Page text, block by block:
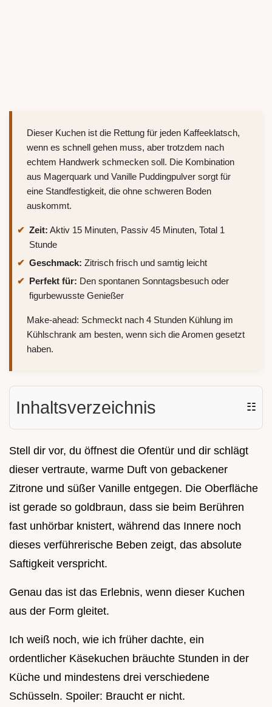
Dieser Kuchen ist die Rettung für jeden Kaffeeklatsch,
wenn es schnell gehen muss, aber trotzdem nach
echtem Handwerk schmecken soll. Die Kombination
aus Magerquark und Vanille Puddingpulver sorgt für
eine Standfestigkeit, die ohne schweren Boden
auskommt.
Zeit: Aktiv 15 Minuten, Passiv 45 Minuten, Total 1
Stunde
Geschmack: Zitrisch frisch und samtig leicht
Perfekt für: Den spontanen Sonntagsbesuch oder
figurbewusste Genießer
Make-ahead: Schmeckt nach 4 Stunden Kühlung im
Kühlschrank am besten, wenn sich die Aromen gesetzt
haben.
Inhaltsverzeichnis ☷
Stell dir vor, du öffnest die Ofentür und dir schlägt
dieser vertraute, warme Duft von gebackener
Zitrone und süßer Vanille entgegen. Die Oberfläche
ist gerade so goldbraun, dass sie beim Berühren
fast unhörbar knistert, während das Innere noch
dieses verführerische Beben zeigt, das absolute
Saftigkeit verspricht.
Genau das ist das Erlebnis, wenn dieser Kuchen
aus der Form gleitet.
Ich weiß noch, wie ich früher dachte, ein
ordentlicher Käsekuchen bräuchte Stunden in der
Küche und mindestens drei verschiedene
Schüsseln. Spoiler: Braucht er nicht.